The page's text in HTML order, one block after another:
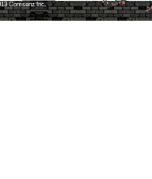
ComsenzInc.